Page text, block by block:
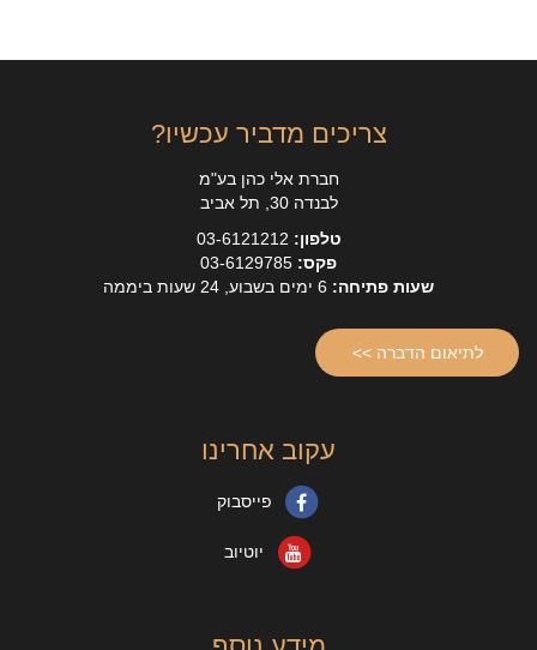
צריכים מדביר עכשיו?
חברת אלי כהן בע"מ
לבנדה 30, תל אביב
טלפון:
פקס:
שעות פתיחה:
לתיאום הדברה >>
עקוב אחרינו
פייסבוק
יוטיוב